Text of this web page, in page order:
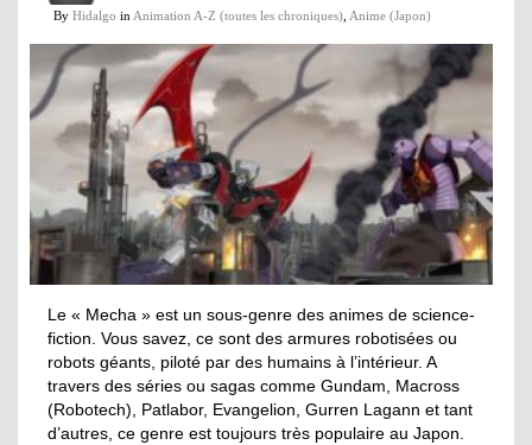
By Hidalgo in Animation A-Z (toutes les chroniques) Anime (Japon)
Le « Mecha » est un sous-genre des animes de science-
fiction. Vous savez, ce sont des armures robotisées ou
robots géants, piloté par des humains à l’intérieur. A
travers des séries ou sagas comme Gundam, Macross
(Robotech), Patlabor, Evangelion, Gurren Lagann et tant
d’autres, ce genre est toujours très populaire au Japon.